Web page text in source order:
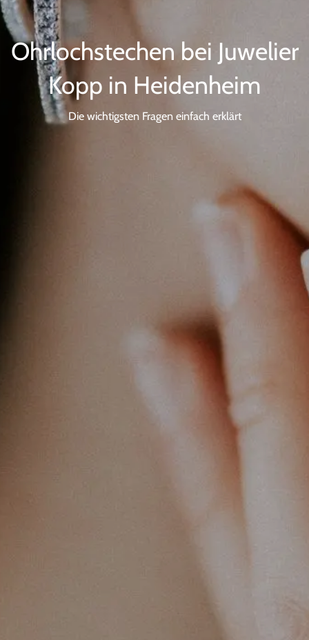
Ohrlochstechen bei Juwelier
Kopp in Heidenheim
Die wichtigsten Fragen einfach erklärt